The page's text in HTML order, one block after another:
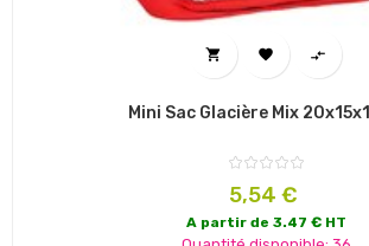
  
Mini Sac Glacière Mix
Prix
5,54 €
A partir de 3.47 € HT